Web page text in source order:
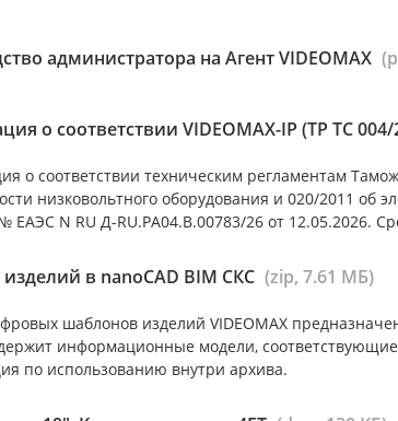
администратора на Агент VIDEOMAX
о соответствии VIDEOMAX-IP (ТР ТС
о соответствии техническим регламентам
низковольтного оборудования и 020/2011 об
ЕАЭС N RU Д-RU.РА04.В.00783/26 от 12.05.2026.
в nanoCAD BIM СКС (zip, 7.61 МБ)
шаблонов изделий VIDEOMAX
информационные модели,
по использованию внутри архива.